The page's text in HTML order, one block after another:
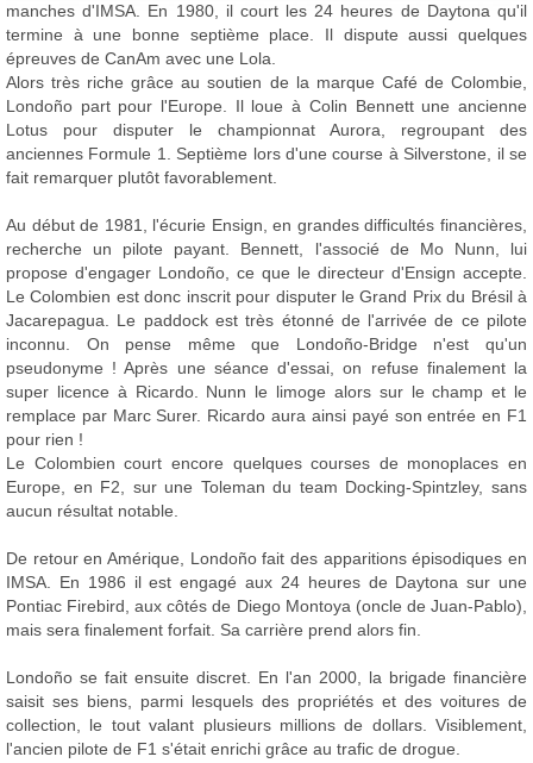
manches d'IMSA. En 1980, il court les 24 heures de Daytona qu'il
termine à une bonne septième place. Il dispute aussi quelques
épreuves de CanAm avec une Lola.
Alors très riche grâce au soutien de la marque Café de Colombie,
Londoño part pour l'Europe. Il loue à Colin Bennett une ancienne
Lotus pour disputer le championnat Aurora, regroupant des
anciennes Formule 1. Septième lors d'une course à Silverstone, il se
fait remarquer plutôt favorablement.
Au début de 1981, l'écurie Ensign, en grandes difficultés financières,
recherche un pilote payant. Bennett, l'associé de Mo Nunn, lui
propose d'engager Londoño, ce que le directeur d'Ensign accepte.
Le Colombien est donc inscrit pour disputer le Grand Prix du Brésil à
Jacarepagua. Le paddock est très étonné de l'arrivée de ce pilote
inconnu. On pense même que Londoño-Bridge n'est qu'un
pseudonyme ! Après une séance d'essai, on refuse finalement la
super licence à Ricardo. Nunn le limoge alors sur le champ et le
remplace par Marc Surer. Ricardo aura ainsi payé son entrée en F1
pour rien !
Le Colombien court encore quelques courses de monoplaces en
Europe, en F2, sur une Toleman du team Docking-Spintzley, sans
aucun résultat notable.
De retour en Amérique, Londoño fait des apparitions épisodiques en
IMSA. En 1986 il est engagé aux 24 heures de Daytona sur une
Pontiac Firebird, aux côtés de Diego Montoya (oncle de Juan-Pablo),
mais sera finalement forfait. Sa carrière prend alors fin.
Londoño se fait ensuite discret. En l'an 2000, la brigade financière
saisit ses biens, parmi lesquels des propriétés et des voitures de
collection, le tout valant plusieurs millions de dollars. Visiblement,
l'ancien pilote de F1 s'était enrichi grâce au trafic de drogue.